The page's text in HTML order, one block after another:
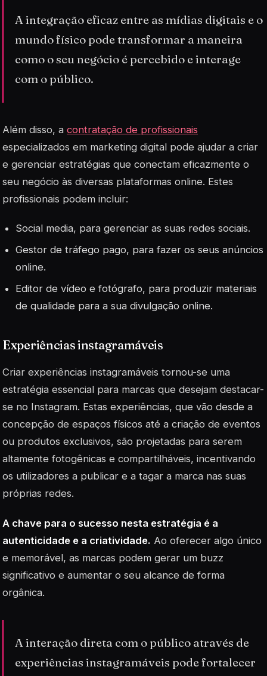
A integração eficaz entre as mídias digitais e o
mundo físico pode transformar a maneira
como o seu negócio é percebido e interage
com o público.
Além disso, a contratação de profissionais
especializados em marketing digital pode ajudar a criar
e gerenciar estratégias que conectam eficazmente o
seu negócio às diversas plataformas online. Estes
profissionais podem incluir:
Social media, para gerenciar as suas redes sociais.
Gestor de tráfego pago, para fazer os seus anúncios
online.
Editor de vídeo e fotógrafo, para produzir materiais
de qualidade para a sua divulgação online.
Experiências instagramáveis
Criar experiências instagramáveis tornou-se uma
estratégia essencial para marcas que desejam destacar-
se no Instagram. Estas experiências, que vão desde a
concepção de espaços físicos até a criação de eventos
ou produtos exclusivos, são projetadas para serem
altamente fotogênicas e compartilháveis, incentivando
os utilizadores a publicar e a tagar a marca nas suas
próprias redes.
A chave para o sucesso nesta estratégia é a
autenticidade e a criatividade. Ao oferecer algo único
e memorável, as marcas podem gerar um buzz
significativo e aumentar o seu alcance de forma
orgânica.
A interação direta com o público através de
experiências instagramáveis pode fortalecer